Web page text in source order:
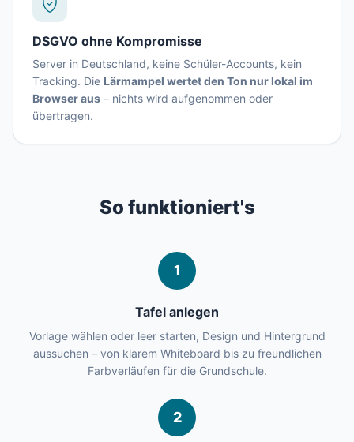
DSGVO ohne Kompromisse
Server in Deutschland, keine Schüler-Accounts, kein
Tracking. Die Lärmampel wertet den Ton nur lokal im
Browser aus – nichts wird aufgenommen oder
übertragen.
So funktioniert's
1
Tafel anlegen
Vorlage wählen oder leer starten, Design und Hintergrund
aussuchen – von klarem Whiteboard bis zu freundlichen
Farbverläufen für die Grundschule.
2